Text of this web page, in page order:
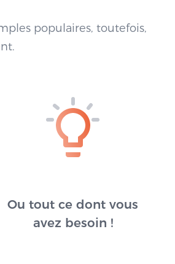
populaires, toutefois,
Ou tout ce dont vous
avez besoin !